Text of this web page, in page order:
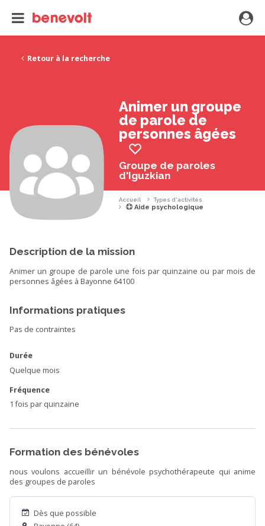
Retour à la recherche
Animer un groupe
de parole de
personnes âgées
Groupe de paroles
d'Iguzkian
Accueil Types d'activités
Aide psychologique
Description de la mission
Animer un groupe de parole une fois par quinzaine ou par mois de
personnes âgées à Bayonne 64100
Informations pratiques
Pas de contraintes
Durée
Quelque mois
Fréquence
1 fois par quinzaine
Formation des bénévoles
nous voulons accueillir un bénévole psychothérapeute qui anime
des groupes de paroles
Dès que possible